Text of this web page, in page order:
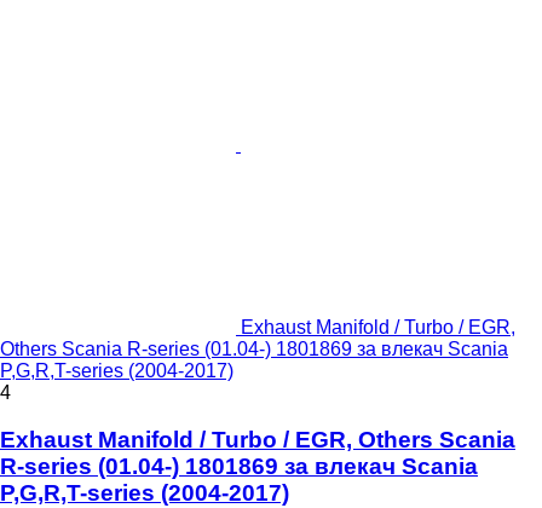
Exhaust Manifold / Turbo / EGR,
Others Scania R-series (01.04-) 1801869 за влекач Scania
P,G,R,T-series (2004-2017)
4
Exhaust Manifold / Turbo / EGR, Others Scania
R-series (01.04-) 1801869 за влекач Scania
P,G,R,T-series (2004-2017)